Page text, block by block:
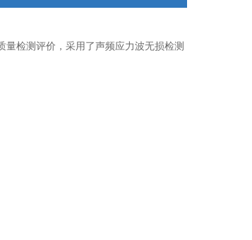
检测评价，采用了声频应力波无损检测